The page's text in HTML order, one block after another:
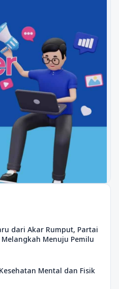
dari Akar Rumput, Partai
Menuju Pemilu
Mental dan Fisik